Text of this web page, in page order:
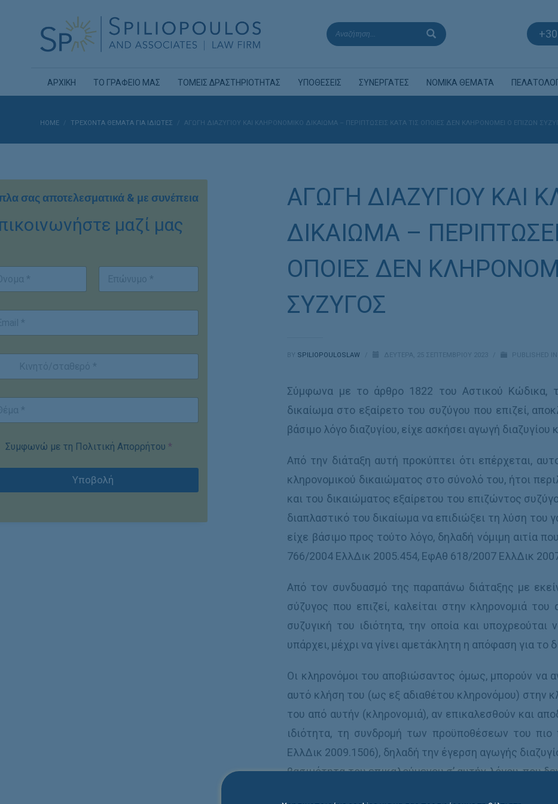
ΑΡΧΙΚΗ ΤΟ ΓΡΑΦΕΙΟ ΜΑΣ ΤΟΜΕΙΣ ΔΡΑΣΤΗΡΙΟΤΗΤΑΣ ΥΠΟΘΕΣΕΙΣ ΣΥΝΕΡΓΑΤΕΣ ΝΟΜΙΚΑ ΘΕΜΑΤΑ
HOME ΤΡΕΧΟΝΤΑ ΘΕΜΑΤΑ ΓΙΑ ΙΔΙΩΤΕΣ ΑΓΩΓΗ ΔΙΑΖΥΓΙΟΥ ΚΑΙ ΚΛΗΡΟΝΟΜΙΚΌ ΔΙΚΑΙΩΜΑ – ΠΕΡΙΠΤΩΣΕΙΣ ΚΑΤΑ ΤΙΣ ΟΠΟΙΕΣ ΔΕΝ ΚΛΗΡΟΝΟΜΕΙ Ο ΕΠΙΖΩΝ
ΑΓΩΓΗ ΔΙΑΖΥΓΙΟΥ ΚΑΙ
ΔΙΚΑΙΩΜΑ –
ΟΠΟΙΕΣ ΔΕΝ
ΣΥΖΥΓΟΣ
BY SPILIOPOULOSLAW ΔΕΥΤΈΡΑ, 25 ΣΕΠΤΕΜΒΡΊΟΥ 2023 PUBLISHED
Σύμφωνα με το άρθρο 1822 του Αστικού Κώδικα,
δικαίωμα στο εξαίρετο του συζύγου που επιζεί,
βάσιμο λόγο διαζυγίου, είχε ασκήσει αγωγή διαζυγίου
Από την διάταξη αυτή προκύπτει ότι επέρχεται,
κληρονομικού δικαιώματος στο σύνολό του, ήτοι
και του δικαιώματος εξαίρετου του επιζώντος
διαπλαστικό του δικαίωμα να επιδιώξει τη λύση του
είχε βάσιμο προς τούτο λόγο, δηλαδή νόμιμη αιτία
766/2004 ΕλλΔικ 2005.454, ΕφΑθ 618/2007 ΕλλΔικ
Από τον συνδυασμό της παραπάνω διάταξης με
σύζυγος που επιζεί, καλείται στην κληρονομιά
συζυγική του ιδιότητα, την οποία και υποχρεούται
υπάρχει, μέχρι να γίνει αμετάκλητη η απόφαση για το
Οι κληρονόμοι του αποβιώσαντος όμως, μπορούν να
αυτό κλήση του (ως εξ αδιαθέτου κληρονόμου) στην
του από αυτήν (κληρονομιά), αν επικαλεσθούν και
ιδιότητα, τη συνδρομή των προϋποθέσεων του
ΕλλΔικ 2009.1506), δηλαδή την έγερση αγωγής
βασιμότητα του επικαλούμενου σ’ αυτήν λόγου, που
υπαιτιότητα του συζύγου που επιζεί (ΑΠ 766/
σας αποτελεσματικά & με συνέπεια
μαζί μας
Συμφωνώ με τη Πολιτική Απορρήτου *
Υποβολή